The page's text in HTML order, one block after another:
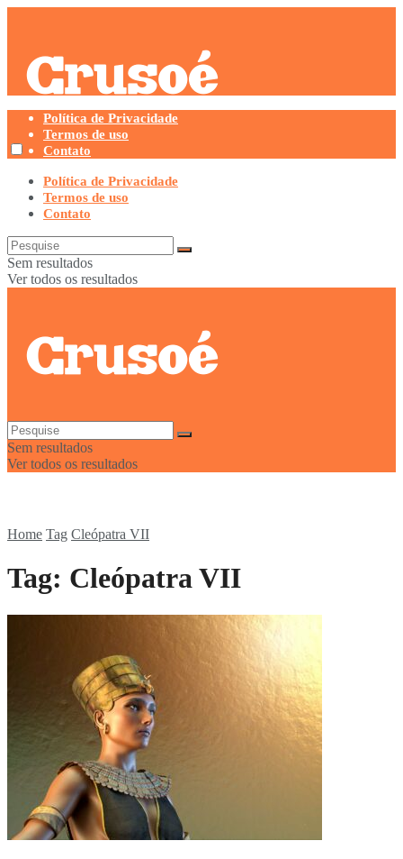
Política de Privacidade
Termos de uso
Contato
Política de Privacidade
Termos de uso
Contato
Sem resultados
Ver todos os resultados
Sem resultados
Ver todos os resultados
Home Tag Cleópatra VII
Tag: Cleópatra VII